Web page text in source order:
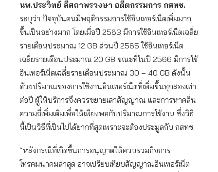
นพ.ประวิทย์ ลี่สถาพรวงษา อดีตกรรมการ กสทช.
ระบุว่า ปัจจุบันคนมีพฤติกรรมการใช้อินเทอร์เน็ตเพิ่มมาก
ขึ้นเป็นอย่างมาก โดยเมื่อปี 2563 มีการใช้อินเทอร์เน็ตเฉลี่ย
รายเดือนประมาณ 12 GB ส่วนปี 2565 ใช้อินเทอร์เน็ต
เฉลี่ยรายเดือนประมาณ 20 GB ขณะที่ในปี 2566 มีการใช้
อินเทอร์เน็ตเฉลี่ยรายเดือนประมาณ 30 – 40 GB ดังนั้น
ด้วยปริมาณของการใช้งานอินเทอร์เน็ตที่เพิ่มขึ้นทุกสองเท่า
ต่อปี ผู้ให้บริการจึงควรขยายเสาสัญญาณ และการหาคลื่น
ความถี่เพิ่มเติมเพื่อให้เพียงพอกับปริมาณการใช้งาน ซึ่งวิธี
นี้เป็นวิธีที่เป็นไปได้ยากที่สุดเพราะจะต้องประมูลกับ กสทช.
“หลังกรณีที่เกิดขึ้นการอนุญาตให้ควบรวมกิจการ
โทรคมนาคมล่าสุด อาจเปรียบเทียบสัญญาณอินเทอร์เน็ต